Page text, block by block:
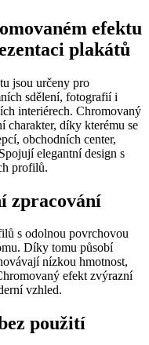
efektu
plakátů
jsou určeny pro
sdělení, fotografií i
interiérech. Chromovaný
charakter, díky kterému se
obchodních center,
elegantní design s
profilů.
zpracování
s odolnou povrchovou
Díky tomu působí
nízkou hmotnost,
efekt zvýrazní
vzhled.
použití